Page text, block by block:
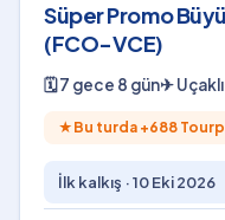
Süper Promo
(FCO-VCE)
🗓7 gece 8 gün✈Uçaklı
★ Bu turda +688
İlk kalkış ·10 Eki 2026